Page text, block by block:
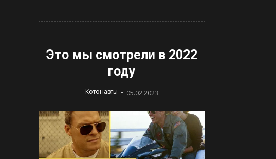
Это мы смотрели в 2022
году
Котонавты - 05.02.2023